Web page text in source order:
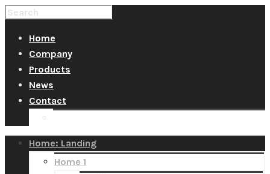
Home
Company
Products
News
Contact
Home: Landing
Home 1